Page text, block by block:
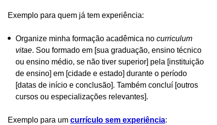
Exemplo para quem já tem experiência:
Organize minha formação acadêmica no curriculum
vitae. Sou formado em [sua graduação, ensino técnico
ou ensino médio, se não tiver superior] pela [instituição
de ensino] em [cidade e estado] durante o período
[datas de início e conclusão]. Também concluí [outros
cursos ou especializações relevantes].
Exemplo para um currículo sem experiência: